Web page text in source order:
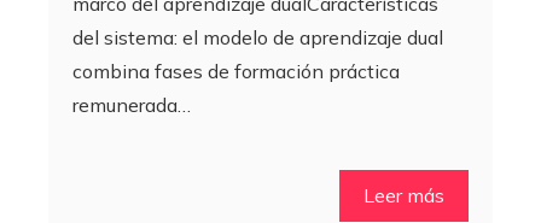
del sistema: el modelo de aprendizaje dual
combina fases de formación práctica
remunerada…
Leer más